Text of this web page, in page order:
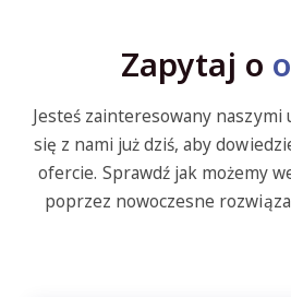
Zapytaj o
Jesteś zainteresowany naszymi
się z nami już dziś, aby
ofercie. Sprawdź jak możemy
poprzez nowoczesne